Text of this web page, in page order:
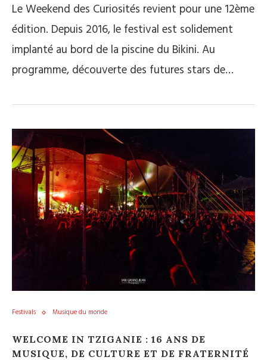
Le Weekend des Curiosités revient pour une 12ème
édition. Depuis 2016, le festival est solidement
implanté au bord de la piscine du Bikini. Au
programme, découverte des futures stars de…
Festivals Musique du monde
WELCOME IN TZIGANIE : 16 ANS DE
MUSIQUE, DE CULTURE ET DE FRATERNITÉ